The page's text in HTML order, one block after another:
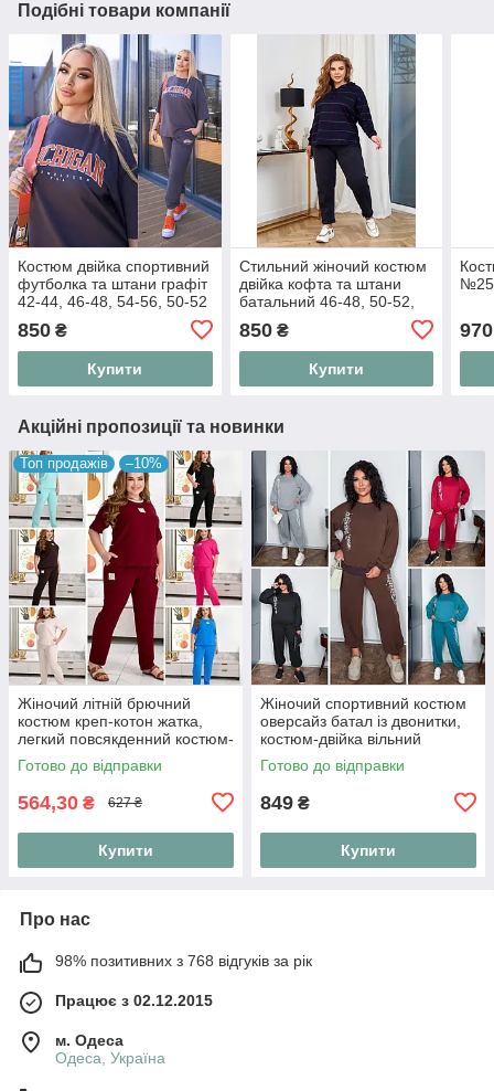
Подібні товари компанії
Костюм двійка спортивний
футболка та штани графіт
42-44, 46-48, 54-56, 50-52
850 ₴
Купити
Стильний жіночий костюм
двійка кофта та штани
батальний 46-48, 50-52,
850₴
Купити
970
Акційні пропозиції та новинки
Топ продажів –10%
Жіночий літній брючний
костюм креп-котон жатка,
легкий повсякденний костюм-
двійка футболка та штани на
резинці "Linen Style"
Готово до відправки
564,30 ₴ 627 ₴
Купити
Жіночий спортивний костюм
оверсайз батал із двонитки,
костюм-двійка вільний
світшот та штани джогери
"Urban Ov
Готово до відправки
849 ₴
Купити
Про нас
98% позитивних з 768 відгуків за рік
Працює з 02.12.2015
м. Одеса
Одеса, Україна